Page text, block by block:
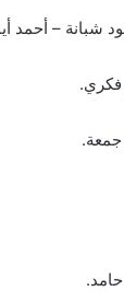
شبانة – أحمد